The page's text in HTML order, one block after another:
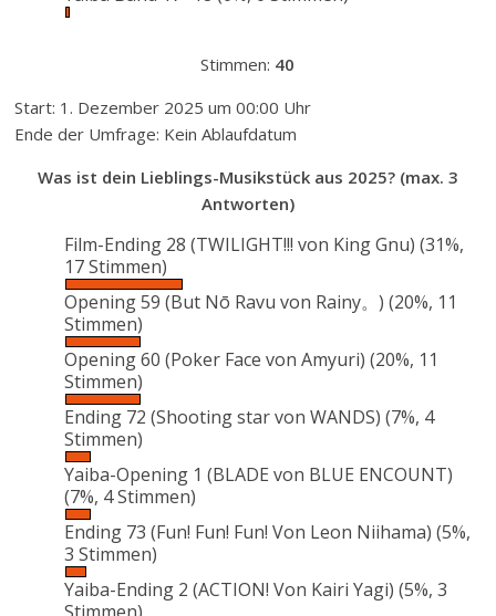
Stimmen: 40
Start: 1. Dezember 2025 um 00:00 Uhr
Ende der Umfrage: Kein Ablaufdatum
Was ist dein Lieblings-Musikstück aus 2025? (max. 3
Antworten)
Film-Ending 28 (TWILIGHT!!! von King Gnu)(31%,
17 Stimmen)
Opening 59 (But Nō Ravu von Rainy。)(20%, 11
Stimmen)
Opening 60 (Poker Face von Amyuri)(20%, 11
Stimmen)
Ending 72 (Shooting star von WANDS)(7%, 4
Stimmen)
Yaiba-Opening 1 (BLADE von BLUE ENCOUNT)
(7%, 4 Stimmen)
Ending 73 (Fun! Fun! Fun! Von Leon Niihama)(5%,
3 Stimmen)
Yaiba-Ending 2 (ACTION! Von Kairi Yagi)(5%, 3